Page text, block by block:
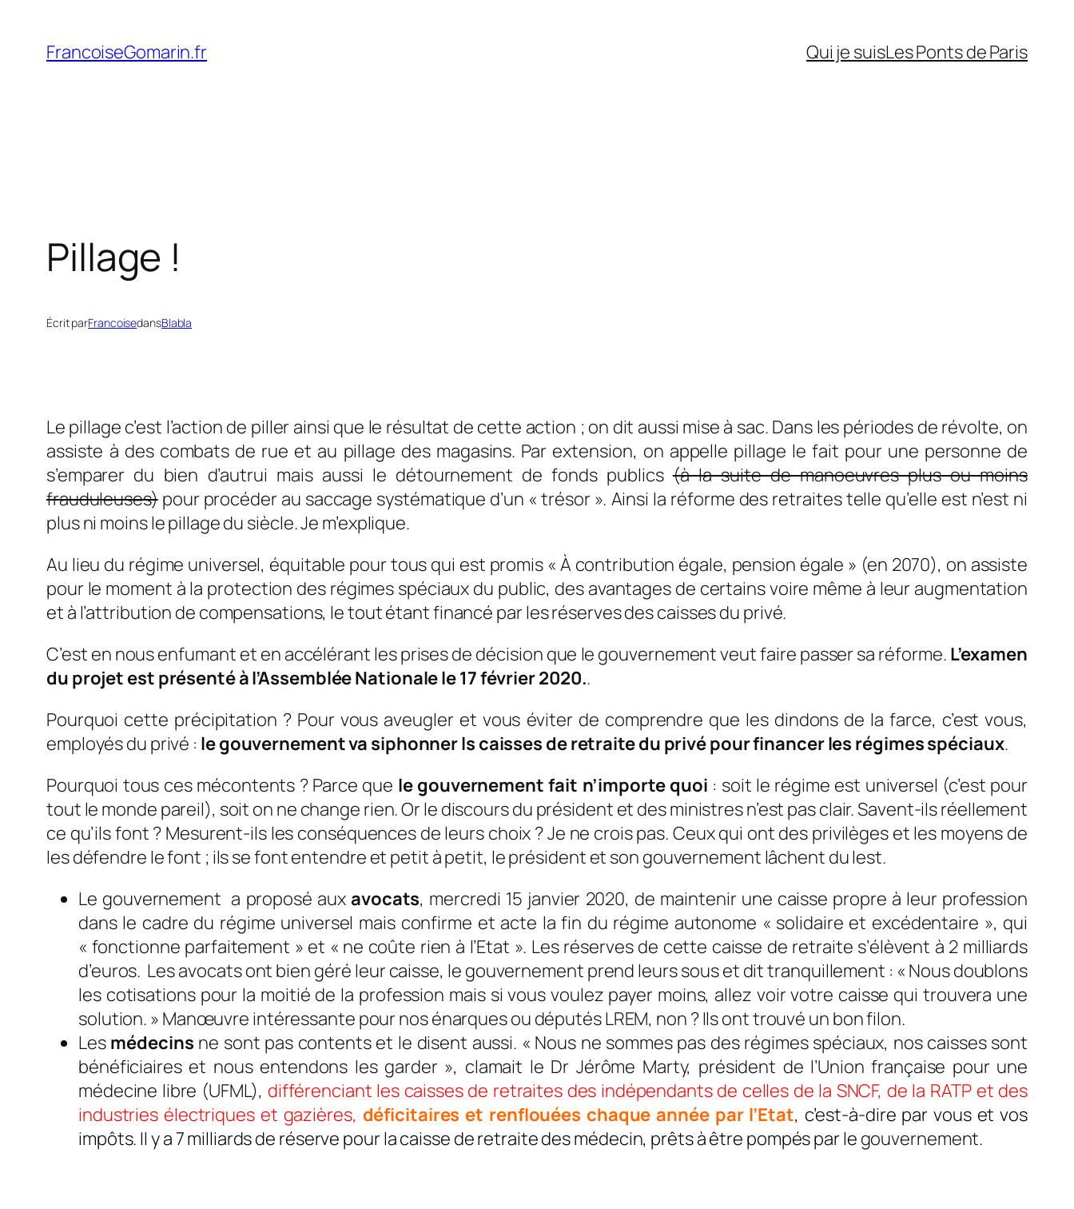
contenu
FrancoiseGomarin.fr Qui je suisLes Ponts de Paris
Pillage !
Écrit parFrancoisedansBlabla
Le pillage c’est l’action de piller ainsi que le résultat de cette action ; on dit aussi mise à sac. Dans les périodes de révolte, on
assiste à des combats de rue et au pillage des magasins. Par extension, on appelle pillage le fait pour une personne de
s’emparer du bien d’autrui mais aussi le détournement de fonds publics(à la suite de manoeuvres plus ou moins
frauduleuses)pour procéder au saccage systématique d’un « trésor ». Ainsi la réforme des retraites telle qu’elle est n’est ni
plus ni moins le pillage du siècle. Je m’explique.
Au lieu du régime universel, équitable pour tous qui est promis « À contribution égale, pension égale » (en 2070), on assiste
pour le moment à la protection des régimes spéciaux du public, des avantages de certains voire même à leur augmentation
et à l’attribution de compensations, le tout étant financé par les réserves des caisses du privé.
C’est en nous enfumant et en accélérant les prises de décision que le gouvernement veut faire passer sa réforme. L’examen
du projet est présenté à l’Assemblée Nationale le 17 février 2020..
Pourquoi cette précipitation ? Pour vous aveugler et vous éviter de comprendre que les dindons de la farce, c’est vous,
employés du privé : le gouvernement va siphonner ls caisses de retraite du privé pour financer les régimes spéciaux.
Pourquoi tous ces mécontents ? Parce que le gouvernement fait n’importe quoi : soit le régime est universel (c’est pour
tout le monde pareil), soit on ne change rien. Or le discours du président et des ministres n’est pas clair. Savent-ils réellement
ce qu’ils font ? Mesurent-ils les conséquences de leurs choix ? Je ne crois pas. Ceux qui ont des privilèges et les moyens de
les défendre le font ; ils se font entendre et petit à petit, le président et son gouvernement lâchent du lest.
Le gouvernement a proposé auxavocats, mercredi 15 janvier 2020, de maintenir une caisse propre à leur profession
dans le cadre du régime universel mais confirme et acte la fin du régime autonome « solidaire et excédentaire », qui
« fonctionne parfaitement » et « ne coûte rien à l’Etat ». Les réserves de cette caisse de retraite s’élèvent à 2 milliards
d’euros. Les avocats ont bien géré leur caisse, le gouvernement prend leurs sous et dit tranquillement : « Nous doublons
les cotisations pour la moitié de la profession mais si vous voulez payer moins, allez voir votre caisse qui trouvera une
solution. » Manœuvre intéressante pour nos énarques ou députés LREM, non ? Ils ont trouvé un bon filon.
Les médecins ne sont pas contents et le disent aussi. « Nous ne sommes pas des régimes spéciaux, nos caisses sont
bénéficiaires et nous entendons les garder », clamait le Dr Jérôme Marty, président de l’Union française pour une
médecine libre (UFML), différenciant les caisses de retraites des indépendants de celles de la SNCF, de la RATP et des
industries électriques et gazières, déficitaires et renflouées chaque année par l’Etat, c’est-à-dire par vous et vos
impôts. Il y a 7 milliards de réserve pour la caisse de retraite des médecin, prêts à être pompés par le gouvernement.